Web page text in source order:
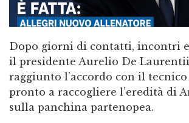
Dopo giorni di contatti, incontri
il presidente Aurelio De
raggiunto l’accordo con il
pronto a raccogliere l’eredità di
sulla panchina partenopea.